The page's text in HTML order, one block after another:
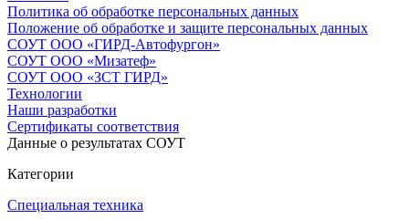
Политика об обработке персональных данных
Положение об обработке и защите персональных данных
СОУТ ООО «ГИРД-Автофургон»
СОУТ ООО «Мизатеф»
СОУТ ООО «ЗСТ ГИРД»
Технологии
Наши разработки
Сертификаты соответствия
Данные о результатах СОУТ
Категории
Специальная техника